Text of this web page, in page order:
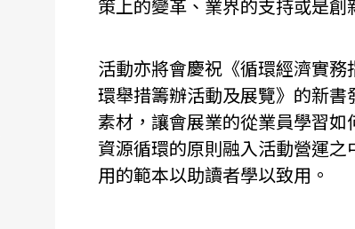
策上的變革、業界的支持或是創
活動亦將會慶祝《循環經濟實
環舉措籌辦活動及展覽》的新
素材，讓會展業的從業員學習
資源循環的原則融入活動營運
用的範本以助讀者學以致用。